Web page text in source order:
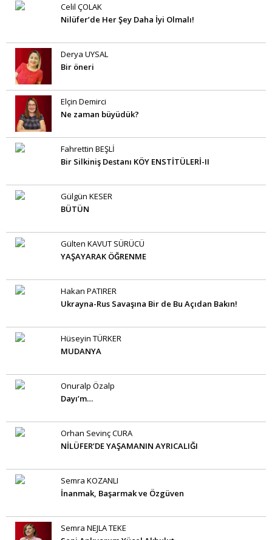
Celil ÇOLAK
Nilüfer’de Her Şey Daha İyi Olmalı!
Derya UYSAL
Bir öneri
Elçin Demirci
Ne zaman büyüdük?
Fahrettin BEŞLİ
Bir Silkiniş Destanı KÖY ENSTİTÜLERİ-II
Gülgün KESER
BÜTÜN
Gülten KAVUT SÜRÜCÜ
YAŞAYARAK ÖĞRENME
Hakan PATIRER
Ukrayna-Rus Savaşına Bir de Bu Açıdan Bakın!
Hüseyin TÜRKER
MUDANYA
Onuralp Özalp
Dayı’m…
Orhan Sevinç CURA
NİLÜFER’DE YAŞAMANIN AYRICALIĞI
Semra KOZANLI
İnanmak, Başarmak ve Özgüven
Semra NEJLA TEKE